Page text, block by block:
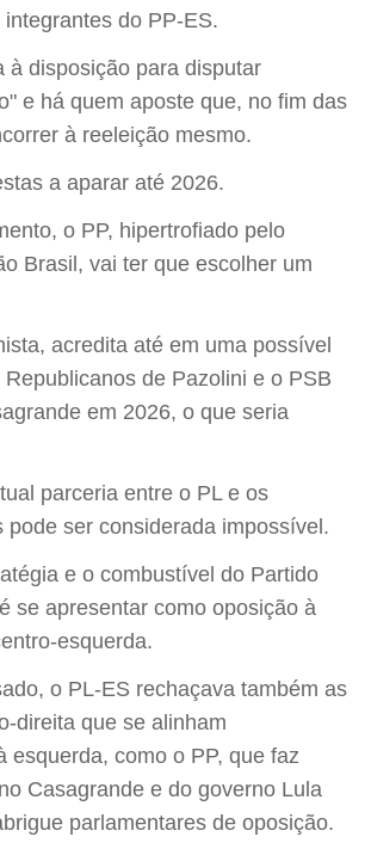
do PP-ES.
à disposição para disputar
e há quem aposte que, no fim das
à reeleição mesmo.
a aparar até 2026.
o PP, hipertrofiado pelo
Brasil, vai ter que escolher um
acredita até em uma possível
de Pazolini e o PSB
em 2026, o que seria
parceria entre o PL e os
pode ser considerada impossível.
e o combustível do Partido
se apresentar como oposição à
esquerda.
o PL-ES rechaçava também as
direita que se alinham
esquerda, como o PP, que faz
Casagrande e do governo Lula
parlamentares de oposição.